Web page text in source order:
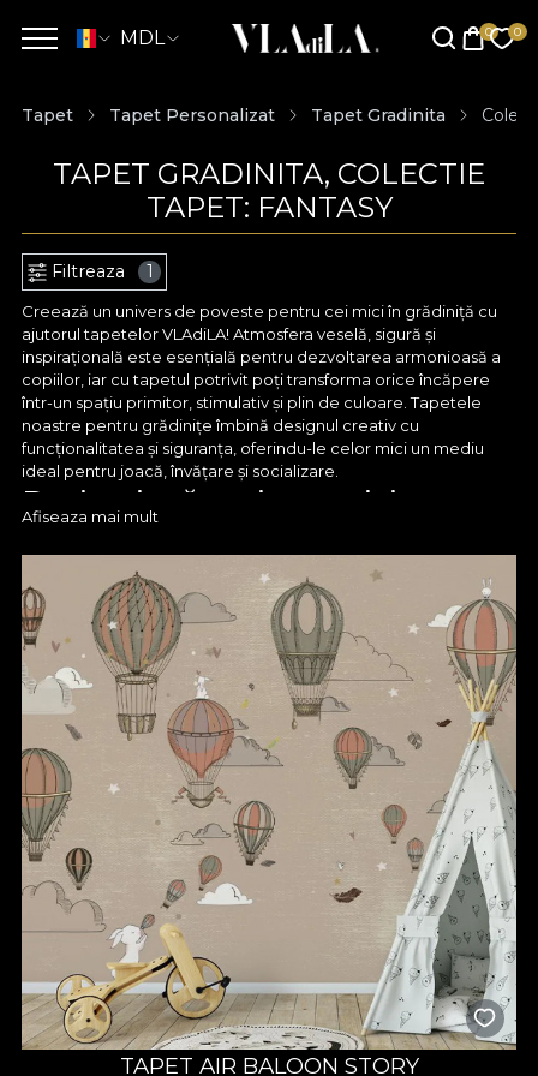
MDL
Tapet Tapet Personalizat Tapet Gradinita
TAPET GRADINITA, COLECTIE
TAPET: FANTASY
Filtreaza 1
Creează un univers de poveste pentru cei mici în grădiniță cu
ajutorul tapetelor VLAdiLA! Atmosfera veselă, sigură și
inspirațională este esențială pentru dezvoltarea armonioasă a
copiilor, iar cu tapetul potrivit poți transforma orice încăpere
într-un spațiu primitor, stimulativ și plin de culoare. Tapetele
noastre pentru grădinițe îmbină designul creativ cu
funcționalitatea și siguranța, oferindu-le celor mici un mediu
ideal pentru joacă, învățare și socializare.
Design jucăuș și tematici
Tapetele pentru grădinițe propuse de VLAdiLA sunt gândite
pentru a sprijini procesul educativ încă de la primii pași. De la
peisaje fantastice și personaje prietenoase până la forme, litere
și animale, design-urile noastre stimulează curiozitatea și
imaginația. Sunt perfecte pentru săli de joacă, dormitoare, săli
de clasă sau zone de relaxare – fiecare colț poate deveni o
sursă de inspirație pentru activități educative sau creative.
Modelele sunt versatile și pot fi adaptate atât pentru
grădinițele de stat, cât și pentru cele private, păstrând un
echilibru între estetică și funcționalitate.
Materiale sigure și montaj facil
La VLAdiLA, siguranța copiilor este prioritară. Tapetele noastre
pentru grădiniță sunt realizate din materiale ecologice,
certificate, fără substanțe toxice, ideale pentru spații frecvent
utilizate de copii. Sunt lavabile, durabile și ușor de întreținut –
perfecte pentru un mediu activ și dinamic. Aplicarea este
rapidă, fără dificultăți, astfel încât procesul de amenajare să fie
cât mai eficient. Poți schimba aspectul unei grădinițe întregi
fără efort, iar rezultatul va fi un spațiu care inspiră încredere,
bucurie și siguranță.
Afiseaza mai mult
TAPET AIR BALOON STORY